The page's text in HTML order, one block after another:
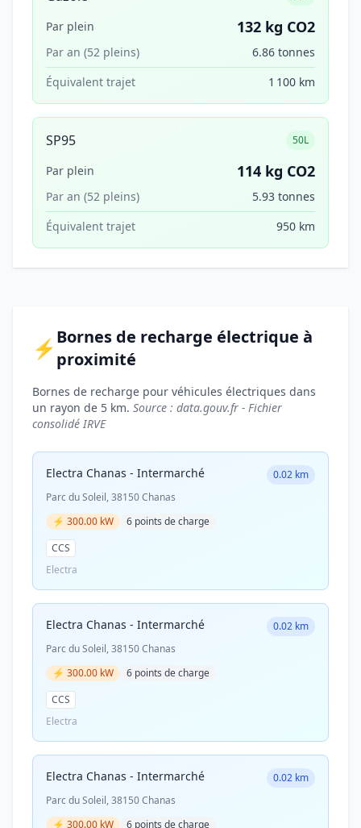
Par plein 132 kg CO2
Par an (52 pleins)
6.86 tonnes
Équivalent trajet
1 100 km
SP95 50L
Par plein 114 kg CO2
Par an (52 pleins)
5.93 tonnes
Équivalent trajet
950 km
⚡ Bornes de recharge électrique à
proximité
Bornes de recharge pour véhicules électriques dans
un rayon de 5 km. Source : data.gouv.fr - Fichier
consolidé IRVE
Electra Chanas - Intermarché
0.02 km
Parc du Soleil, 38150 Chanas
⚡ 300.00 kW
6 points de charge
CCS
Electra
Electra Chanas - Intermarché
0.02 km
Parc du Soleil, 38150 Chanas
⚡ 300.00 kW
6 points de charge
CCS
Electra
Electra Chanas - Intermarché
0.02 km
Parc du Soleil, 38150 Chanas
⚡ 300.00 kW
6 points de charge